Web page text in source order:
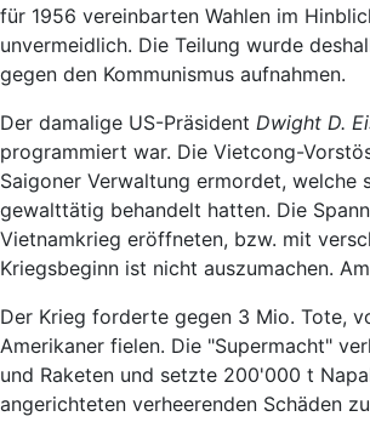
für 1956 vereinbarten Wahlen im
unvermeidlich. Die Teilung wurde
gegen den Kommunismus aufnahmen.
Der damalige US-Präsident Dwight D.
programmiert war. Die Vietcong-
Saigoner Verwaltung ermordet,
gewalttätig behandelt hatten. Die
Vietnamkrieg eröffneten, bzw. mit
Kriegsbeginn ist nicht auszumachen.
Der Krieg forderte gegen 3 Mio. Tote,
Amerikaner fielen. Die "Supermacht"
und Raketen und setzte 200'000 t
angerichteten verheerenden Schäden